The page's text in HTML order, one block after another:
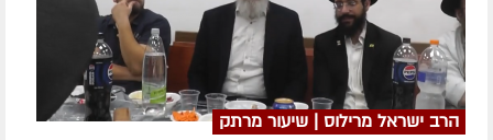
הרב ישראל מרילוס | שיעור מרתק